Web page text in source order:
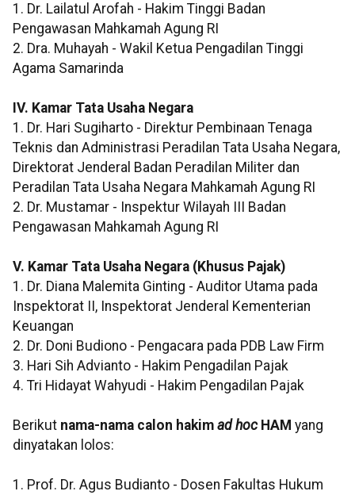
1. Dr. Lailatul Arofah - Hakim Tinggi Badan
Pengawasan Mahkamah Agung RI
2. Dra. Muhayah - Wakil Ketua Pengadilan Tinggi
Agama Samarinda
IV. Kamar Tata Usaha Negara
1. Dr. Hari Sugiharto - Direktur Pembinaan Tenaga
Teknis dan Administrasi Peradilan Tata Usaha Negara,
Direktorat Jenderal Badan Peradilan Militer dan
Peradilan Tata Usaha Negara Mahkamah Agung RI
2. Dr. Mustamar - Inspektur Wilayah III Badan
Pengawasan Mahkamah Agung RI
V. Kamar Tata Usaha Negara (Khusus Pajak)
1. Dr. Diana Malemita Ginting - Auditor Utama pada
Inspektorat II, Inspektorat Jenderal Kementerian
Keuangan
2. Dr. Doni Budiono - Pengacara pada PDB Law Firm
3. Hari Sih Advianto - Hakim Pengadilan Pajak
4. Tri Hidayat Wahyudi - Hakim Pengadilan Pajak
Berikut nama-nama calon hakim ad hocHAM yang
dinyatakan lolos:
1. Prof. Dr. Agus Budianto - Dosen Fakultas Hukum